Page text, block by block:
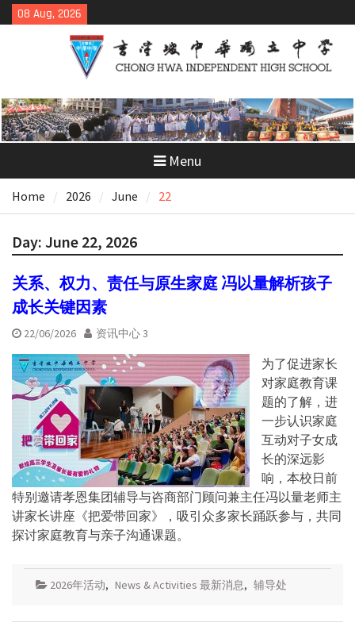
Skip
to
08 Aug, 2026
Menu
Home 2026 June 22
Day: June 22, 2026
关系、权力、责任与原生家庭 冯以量解析孩子
成长关键因素
22/06/2026 资讯中心 3
为了促进家长
对家庭教育课
题的了解，进
一步认识家庭
互动对子女成
长的深远影
响，本校日前
特别邀请孝恩集团辅导与咨商部门顾问兼主任冯以量老师主
讲家长讲座《把爱带回家》，吸引众多家长踊跃参与，共同
探讨家庭教育与亲子沟通课题。
2026年活动, News & Activities 最新消息, 辅导处